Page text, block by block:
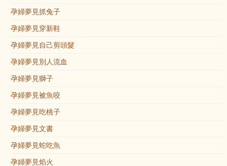
孕婦夢見抓兔子
孕婦夢見穿新鞋
孕婦夢見自己剪頭髮
孕婦夢見別人流血
孕婦夢見獅子
孕婦夢見被魚咬
孕婦夢見吃桃子
孕婦夢見文書
孕婦夢見蛇吃魚
孕婦夢見焰火